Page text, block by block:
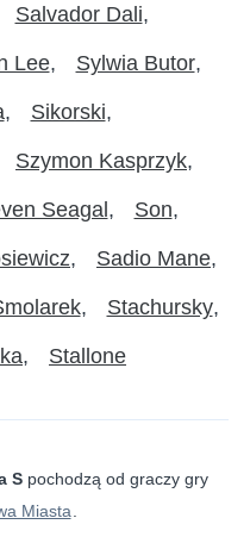
Salvador Dali
Lee Sylwia Butor
Sikorski
Szymon Kasprzyk
Seagal Son
Sadio Mane
Stachursky
Stallone
Spochodzą od graczy gry
Miasta